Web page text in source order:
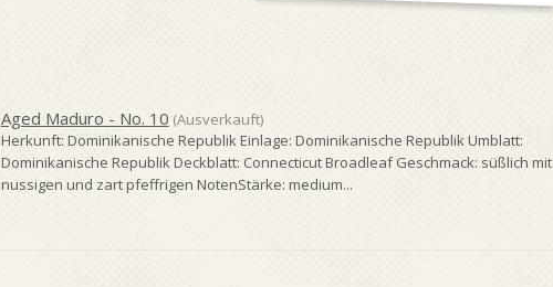
Aged Maduro - No. 10 (Ausverkauft)
Herkunft: Dominikanische Republik Einlage: Dominikanische Republik Umblatt:
Dominikanische Republik Deckblatt: Connecticut Broadleaf Geschmack: süßlich mit
nussigen und zart pfeffrigen NotenStärke: medium...